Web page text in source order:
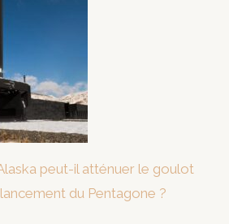
peut-il atténuer le goulot
du Pentagone ?